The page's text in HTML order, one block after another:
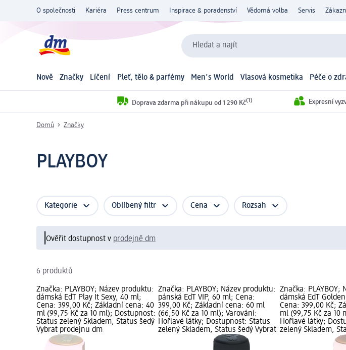
O společnosti Kariéra Press centrum Inspirace & poradenství Vědomá volba Servis
Hledat a najít
Nově Značky Líčení Pleť, tělo & parfémy Men's World Vlasová kosmetika Péče o
Doprava zdarma při nákupu od 1 290 Kč(1) Expresní
Domů Značky
PLAYBOY
Kategorie Oblíbený filtr Cena Rozsah
Ověřit dostupnost v prodejně dm
6 produktů
Značka: PLAYBOY; Název produktu:
dámská EdT Play It Sexy, 40 ml;
Cena: 399,00 Kč; Základní cena: 40
ml (99,75 Kč za 10 ml); Dostupnost:
Status zelený Skladem, Status šedý
Vybrat prodejnu dm
Značka: PLAYBOY; Název produktu:
pánská EdT VIP, 60 ml; Cena:
399,00 Kč; Základní cena: 60 ml
(66,50 Kč za 10 ml); Varování:
Hořlavé látky; Dostupnost: Status
zelený Skladem, Status šedý Vybrat
Značka: PLAYBOY;
dámská EdT
Cena: 399,00 Kč;
ml (99,75 Kč za 10
Hořlavé látky;
zelený Skladem,